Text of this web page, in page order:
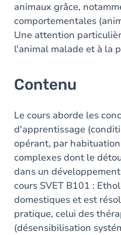
animaux grâce,
comportementales
Une attention
l'animal malade et à la
Contenu
Le cours aborde les
d'apprentissage
opérant, par
complexes dont le
dans un
cours SVET B101 :
domestiques et est
pratique, celui des
(désensibilisation